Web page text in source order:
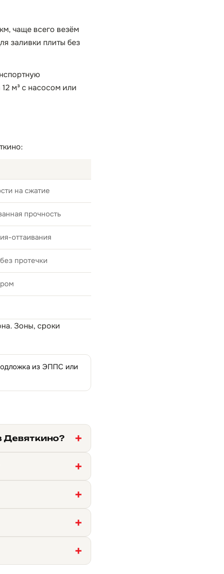
чаще всего везём
заливки плиты без
м³ с насосом или
на сжатие
прочность
оттаивания
протечки
. Зоны, сроки
из ЭППС или
Девяткино?